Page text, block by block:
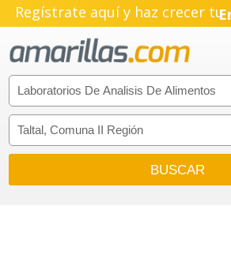
Regístrate aquí y haz crecer tu